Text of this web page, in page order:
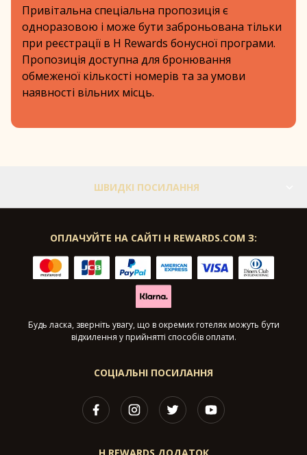
Привітальна спеціальна пропозиція є
одноразовою і може бути заброньована тільки
при реєстрації в H Rewards бонусної програми.
Пропозиція доступна для бронювання
обмеженої кількості номерів та за умови
наявності вільних місць.
ШВИДКІ ПОСИЛАННЯ
СОЦІАЛЬНІ ПОСИЛАННЯ
ОПЛАЧУЙТЕ НА САЙТІ H REWARDS.COM З:
Будь ласка, зверніть увагу, що в окремих готелях можуть бути
відхилення у прийнятті способів оплати.